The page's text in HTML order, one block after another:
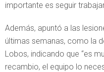
importante es seguir
Además, apuntó a las
últimas semanas, como la
Lobos, indicando que “es
recambio, el equipo lo